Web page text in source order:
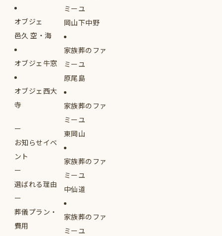
オブジェ
邑久 空・海
オブジェ牛窓
オブジェ西大
寺
お知らせイベ
ント
選ばれる理由
葬儀プラン・
費用
ミーユ
岡山下中野
家族葬のファ
ミーユ
原尾島
家族葬のファ
ミーユ
東岡山
家族葬のファ
ミーユ
中仙道
家族葬のファ
ミーユ